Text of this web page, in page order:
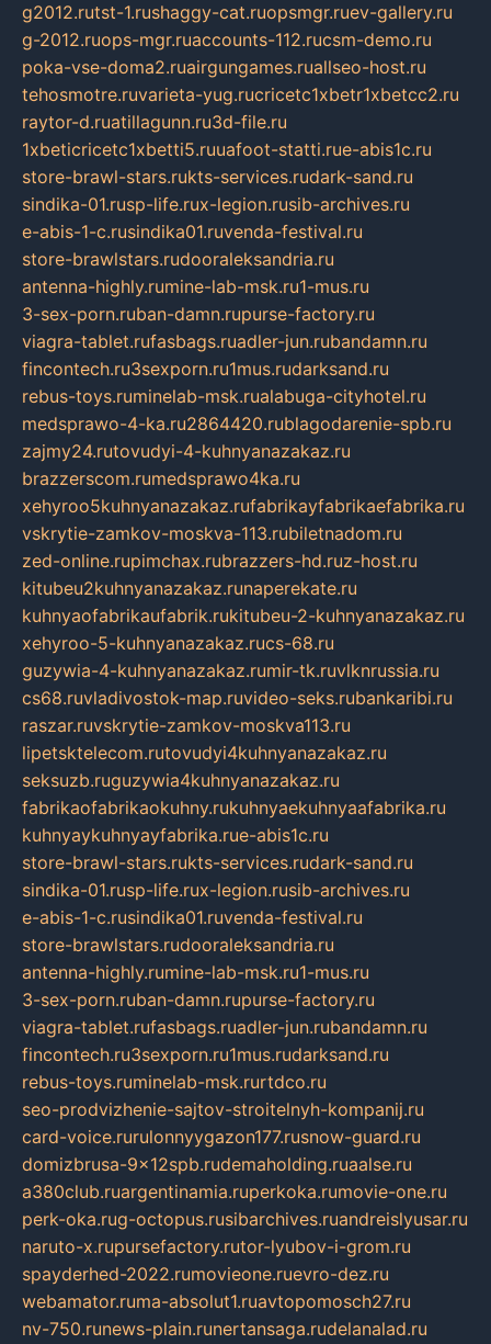
g2012.rutst-1.rushaggy-cat.ruopsmgr.ruev-gallery.ru
g-2012.ruops-mgr.ruaccounts-112.rucsm-demo.ru
poka-vse-doma2.ruairgungames.ruallseo-host.ru
tehosmotre.ruvarieta-yug.rucricetc1xbetr1xbetcc2.ru
raytor-d.ruatillagunn.ru3d-file.ru
1xbeticricetc1xbetti5.ruuafoot-statti.rue-abis1c.ru
store-brawl-stars.rukts-services.rudark-sand.ru
sindika-01.rusp-life.rux-legion.rusib-archives.ru
e-abis-1-c.rusindika01.ruvenda-festival.ru
store-brawlstars.rudooraleksandria.ru
antenna-highly.rumine-lab-msk.ru1-mus.ru
3-sex-porn.ruban-damn.rupurse-factory.ru
viagra-tablet.rufasbags.ruadler-jun.rubandamn.ru
fincontech.ru3sexporn.ru1mus.rudarksand.ru
rebus-toys.ruminelab-msk.rualabuga-cityhotel.ru
medsprawo-4-ka.ru2864420.rublagodarenie-spb.ru
zajmy24.rutovudyi-4-kuhnyanazakaz.ru
brazzerscom.rumedsprawo4ka.ru
xehyroo5kuhnyanazakaz.rufabrikayfabrikaefabrika.ru
vskrytie-zamkov-moskva-113.rubiletnadom.ru
zed-online.rupimchax.rubrazzers-hd.ruz-host.ru
kitubeu2kuhnyanazakaz.runaperekate.ru
kuhnyaofabrikaufabrik.rukitubeu-2-kuhnyanazakaz.ru
xehyroo-5-kuhnyanazakaz.rucs-68.ru
guzywia-4-kuhnyanazakaz.rumir-tk.ruvlknrussia.ru
cs68.ruvladivostok-map.ruvideo-seks.rubankaribi.ru
raszar.ruvskrytie-zamkov-moskva113.ru
lipetsktelecom.rutovudyi4kuhnyanazakaz.ru
seksuzb.ruguzywia4kuhnyanazakaz.ru
fabrikaofabrikaokuhny.rukuhnyaekuhnyaafabrika.ru
kuhnyaykuhnyayfabrika.rue-abis1c.ru
store-brawl-stars.rukts-services.rudark-sand.ru
sindika-01.rusp-life.rux-legion.rusib-archives.ru
e-abis-1-c.rusindika01.ruvenda-festival.ru
store-brawlstars.rudooraleksandria.ru
antenna-highly.rumine-lab-msk.ru1-mus.ru
3-sex-porn.ruban-damn.rupurse-factory.ru
viagra-tablet.rufasbags.ruadler-jun.rubandamn.ru
fincontech.ru3sexporn.ru1mus.rudarksand.ru
rebus-toys.ruminelab-msk.rurtdco.ru
seo-prodvizhenie-sajtov-stroitelnyh-kompanij.ru
card-voice.rurulonnyygazon177.rusnow-guard.ru
domizbrusa-9x12spb.rudemaholding.ruaalse.ru
a380club.ruargentinamia.ruperkoka.rumovie-one.ru
perk-oka.rug-octopus.rusibarchives.ruandreislyusar.ru
naruto-x.rupursefactory.rutor-lyubov-i-grom.ru
spayderhed-2022.rumovieone.ruevro-dez.ru
webamator.ruma-absolut1.ruavtopomosch27.ru
nv-750.runews-plain.runertansaga.rudelanalad.ru